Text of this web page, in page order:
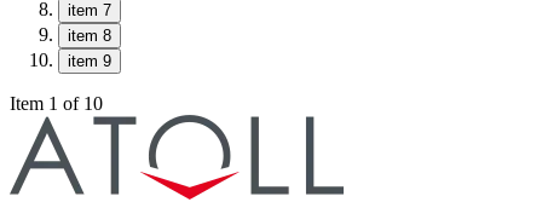
item 7
item 8
item 9
Item 1 of 10